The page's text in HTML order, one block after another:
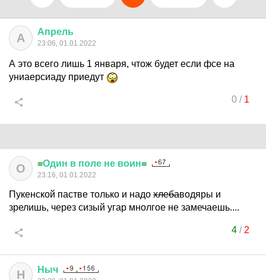
А Апрель
23:06, 01.01.2022
А это всего лишь 1 января, чтож будет если фсе на
униаерсиаду приедут
0/ 1
О =Один в поле не воин=
23:16, 01.01.2022
Пукенской пастве только и надо хлебаводяры и
зрелишь, через сизый угар мнолгое не замечаешь....
4/ 2
Н Ныч